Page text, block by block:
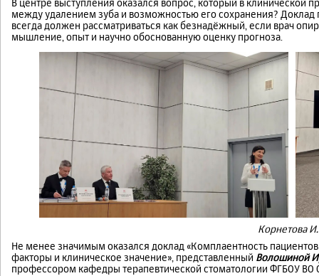
В центре выступления оказался вопрос, который в клинической
между удалением зуба и возможностью его сохранения?
всегда должен рассматриваться как безнадёжный, если врач
мышление, опыт и научно обоснованную оценку прогноза.
Корнетова
Не менее значимым оказался доклад «Комплаентность
факторы и клиническое значение», представленный Волошиной
профессором кафедры терапевтической стоматологии ФГБОУ